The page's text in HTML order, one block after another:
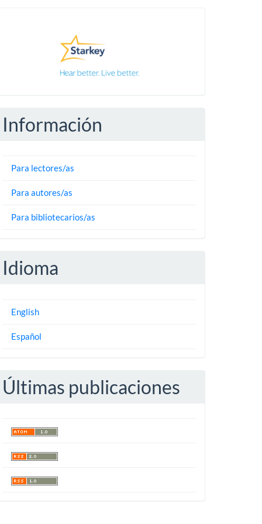
Información
Para lectores/as
Para autores/as
Para bibliotecarios/as
Idioma
English
Español
Últimas publicaciones